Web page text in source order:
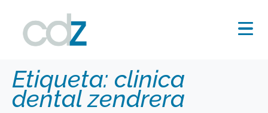
Etiqueta: clinica
dental zendrera